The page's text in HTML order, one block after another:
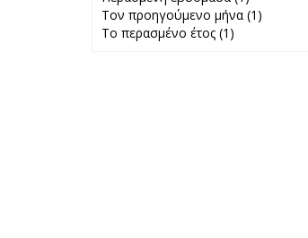
Περασμένη
Τον προηγούμενο μήνα (1)
Το περασμένο έτος (1)